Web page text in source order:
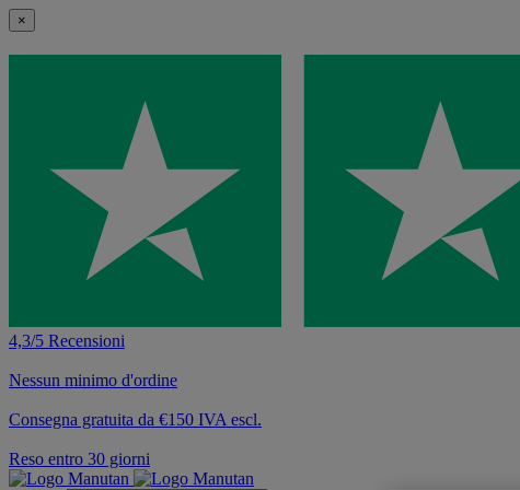
×
4,3/5 Recensioni
Nessun minimo d'ordine
Consegna gratuita da €150 IVA escl.
Reso entro 30 giorni